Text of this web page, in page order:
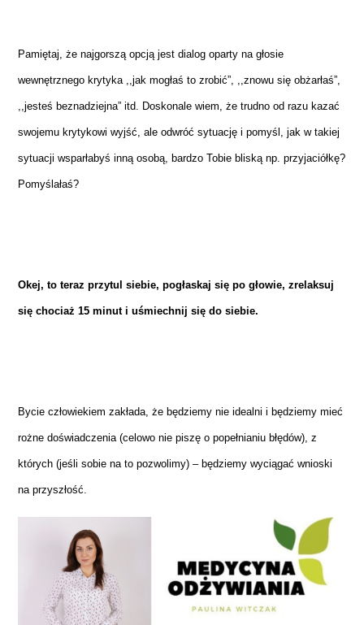
Pamiętaj, że najgorszą opcją jest dialog oparty na głosie
wewnętrznego krytyka ,,jak mogłaś to zrobić”, ,,znowu się obżarłaś”,
,,jesteś beznadziejna” itd. Doskonale wiem, że trudno od razu kazać
swojemu krytykowi wyjść, ale odwróć sytuację i pomyśl, jak w takiej
sytuacji wsparłabyś inną osobą, bardzo Tobie bliską np. przyjaciółkę?
Pomyślałaś?
Okej, to teraz przytul siebie, pogłaskaj się po głowie, zrelaksuj
się chociaż 15 minut i uśmiechnij się do siebie.
Bycie człowiekiem zakłada, że będziemy nie idealni i będziemy mieć
rożne doświadczenia (celowo nie piszę o popełnianiu błędów), z
których (jeśli sobie na to pozwolimy) – będziemy wyciągać wnioski
na przyszłość.